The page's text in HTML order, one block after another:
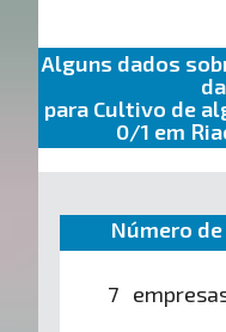
Alguns dados
para Cultivo de
0/1 em
Número
7